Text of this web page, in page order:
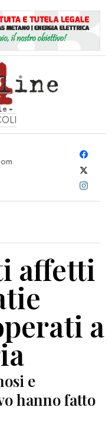
affetti
a
e
hanno fatto